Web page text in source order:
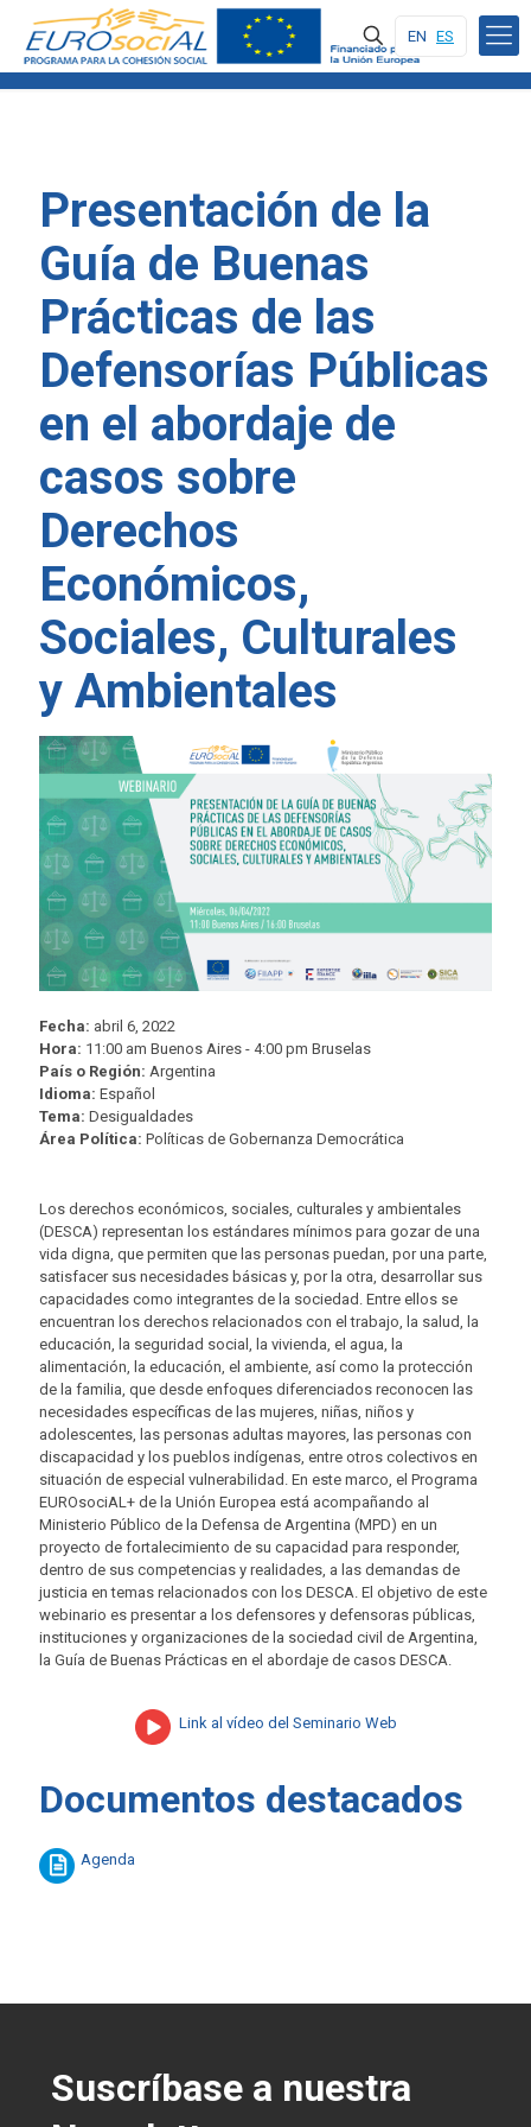
EN ES
Presentación de la
Guía de Buenas
Prácticas de las
Defensorías Públicas
en el abordaje de
casos sobre
Derechos
Económicos,
Sociales, Culturales
y Ambientales
Fecha: abril 6, 2022
Hora: 11:00 am Buenos Aires - 4:00 pm Bruselas
País o Región: Argentina
Idioma: Español
Tema: Desigualdades
Área Política: Políticas de Gobernanza Democrática
Los derechos económicos, sociales, culturales y ambientales
(DESCA) representan los estándares mínimos para gozar de una
vida digna, que permiten que las personas puedan, por una parte,
satisfacer sus necesidades básicas y, por la otra, desarrollar sus
capacidades como integrantes de la sociedad. Entre ellos se
encuentran los derechos relacionados con el trabajo, la salud, la
educación, la seguridad social, la vivienda, el agua, la
alimentación, la educación, el ambiente, así como la protección
de la familia, que desde enfoques diferenciados reconocen las
necesidades específicas de las mujeres, niñas, niños y
adolescentes, las personas adultas mayores, las personas con
discapacidad y los pueblos indígenas, entre otros colectivos en
situación de especial vulnerabilidad. En este marco, el Programa
EUROsociAL+ de la Unión Europea está acompañando al
Ministerio Público de la Defensa de Argentina (MPD) en un
proyecto de fortalecimiento de su capacidad para responder,
dentro de sus competencias y realidades, a las demandas de
justicia en temas relacionados con los DESCA. El objetivo de este
webinario es presentar a los defensores y defensoras públicas,
instituciones y organizaciones de la sociedad civil de Argentina,
la Guía de Buenas Prácticas en el abordaje de casos DESCA.
Link al vídeo del Seminario Web
Documentos destacados
Agenda
Suscríbase a nuestra